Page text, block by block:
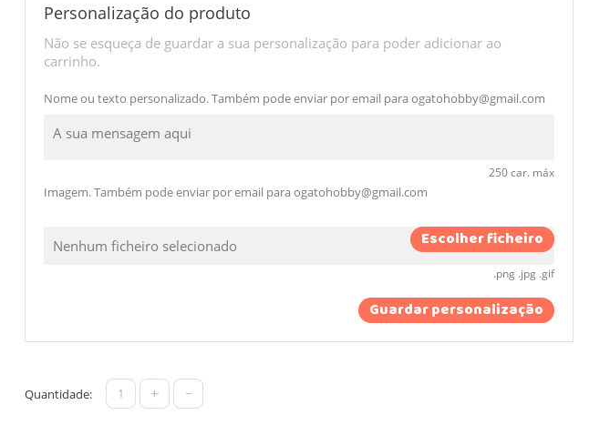
Personalização do produto
Não se esqueça de guardar a sua personalização para poder adicionar ao
carrinho.
Nome ou texto personalizado. Também pode enviar por email para ogatohobby@gmail.com
250 car. máx
Imagem. Também pode enviar por email para ogatohobby@gmail.com
Nenhum ficheiro selecionado Escolher ficheiro
.png .jpg .gif
Guardar personalização
Quantidade: + -